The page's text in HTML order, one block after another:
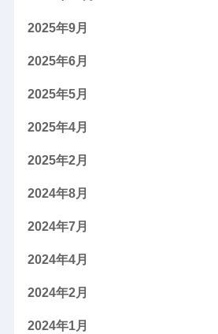
2025年9月
2025年6月
2025年5月
2025年4月
2025年2月
2024年8月
2024年7月
2024年4月
2024年2月
2024年1月